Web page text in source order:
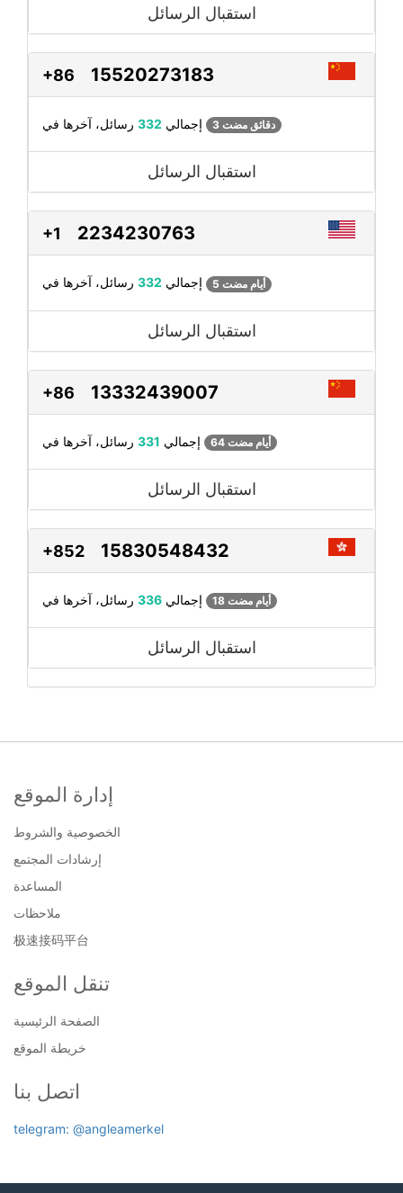
استقبال الرسائل
+86 15520273183
إجمالي 332 3 دقائق مضت
استقبال الرسائل
+1 2234230763
إجمالي 332 5 أيام مضت
استقبال الرسائل
+86 13332439007
إجمالي 331 64 أيام مضت
استقبال الرسائل
+852 15830548432
إجمالي 336 18 أيام مضت
استقبال الرسائل
إدارة الموقع
الخصوصية والشروط
إرشادات المجتمع
المساعدة
ملاحظات
极速接码平台
تنقل الموقع
الصفحة الرئيسية
خريطة الموقع
اتصل بنا
telegram: @angleamerkel